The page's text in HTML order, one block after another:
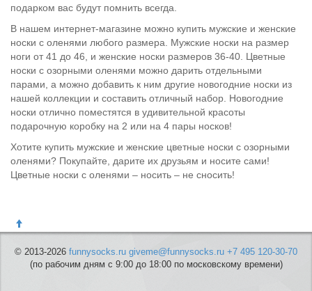
подарком вас будут помнить всегда.
В нашем интернет-магазине можно купить мужские и женские
носки с оленями любого размера. Мужские носки на размер
ноги от 41 до 46, и женские носки размеров 36-40. Цветные
носки с озорными оленями можно дарить отдельными
парами, а можно добавить к ним другие новогодние носки из
нашей коллекции и составить отличный набор. Новогодние
носки отлично поместятся в удивительной красоты
подарочную коробку на 2 или на 4 пары носков!
Хотите купить мужские и женские цветные носки с озорными
оленями? Покупайте, дарите их друзьям и носите сами!
Цветные носки с оленями – носить – не сносить!
© 2013-2026 funnysocks.ru giveme@funnysocks.ru +7 495 120-30-70
(по рабочим дням с 9:00 до 18:00 по московскому времени)